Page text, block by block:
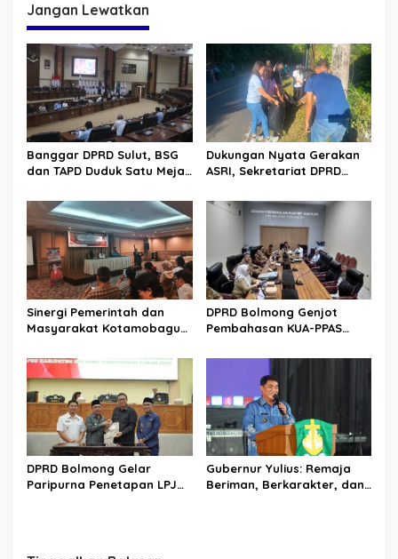
Jangan Lewatkan
Banggar DPRD Sulut, BSG
dan TAPD Duduk Satu Meja.
Rp30 Milyar ke BSG
Dukungan Nyata Gerakan
ASRI, Sekretariat DPRD
Jalan Manado – Tomohon
Sinergi Pemerintah dan
Masyarakat Kotamobagu
Golda Pinontoan
DPRD Bolmong Genjot
Pembahasan KUA-PPAS
DPRD Bolmong Gelar
Paripurna Penetapan LPJ
Gubernur Yulius: Remaja
Beriman, Berkarakter, dan